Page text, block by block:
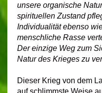
unsere organische
spirituellen Zustand
Individualität ebenso
menschliche Rasse
Der einzige Weg zum
Natur des Krieges zu
Dieser Krieg von dem